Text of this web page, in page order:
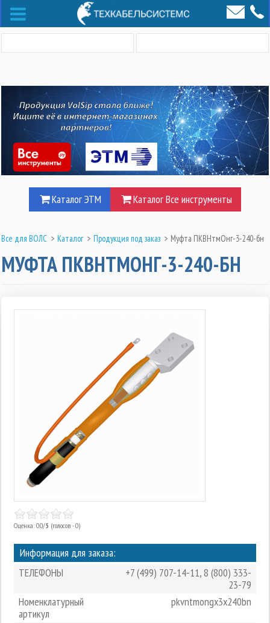
Каталог ЭТМ Каталог Все инструменты
Все для ВОЛС > Каталог > Продукция под заказ > Муфта ПКВНтмОнг-3-240-бн
МУФТА ПКВНТМОНГ-3-240-БН
Оценка: 0.0/5 (голосов - 0)
Информация для заказа:
ТЕЛЕФОНЫ
+7 (499) 707-14-11,8 (800) 333-
23-79
Номенклатурный
артикул
pkvntmongx3x240bn